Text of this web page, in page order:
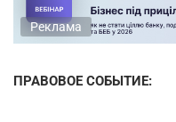
Реклама
ПРАВОВОЕ СОБЫТИЕ: